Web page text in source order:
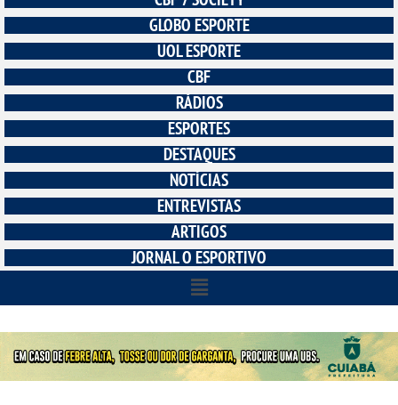
GLOBO ESPORTE
UOL ESPORTE
CBF
RÁDIOS
ESPORTES
DESTAQUES
NOTÍCIAS
ENTREVISTAS
ARTIGOS
JORNAL O ESPORTIVO